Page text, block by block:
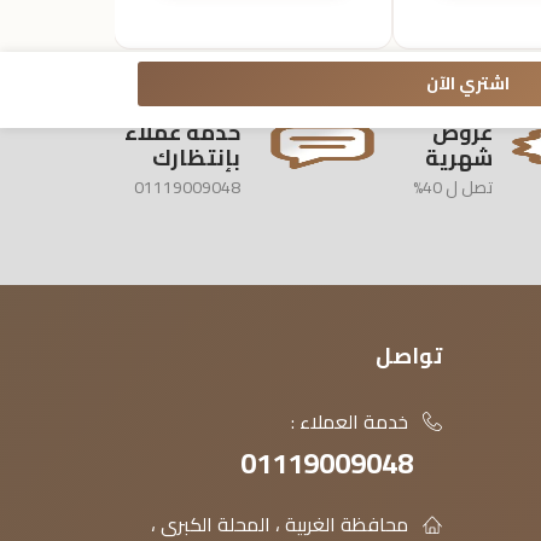
اشتري الآن
عروض
شهرية
تصل ل 40%
خدمة عملاء
بإنتظارك
01119009048
تواصل
خدمة العملاء :
01119009048
محافظة الغربية ، المحلة الكبرى ،